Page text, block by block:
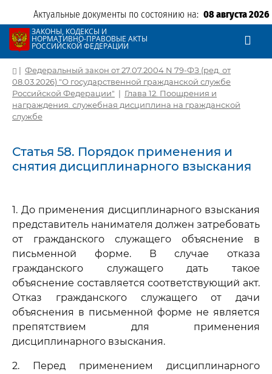
Актуальные документы по состоянию на: 08 августа 2026
ЗАКОНЫ, КОДЕКСЫ И
НОРМАТИВНО-ПРАВОВЫЕ АКТЫ
РОССИЙСКОЙ ФЕДЕРАЦИИ
| Федеральный закон от 27.07.2004 N 79-ФЗ (ред. от
08.03.2026) "О государственной гражданской службе
Российской Федерации" | Глава 12. Поощрения и
награждения. служебная дисциплина на гражданской
службе
Статья 58. Порядок применения и
снятия дисциплинарного взыскания
1. До применения дисциплинарного взыскания
представитель нанимателя должен затребовать
от гражданского служащего объяснение в
письменной форме. В случае отказа
гражданского служащего дать такое
объяснение составляется соответствующий акт.
Отказ гражданского служащего от дачи
объяснения в письменной форме не является
препятствием для применения
дисциплинарного взыскания.
2. Перед применением дисциплинарного